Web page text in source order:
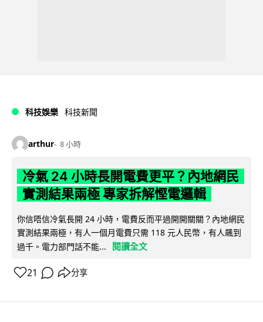
科技娛樂 科技新聞
arthur 8 小時
冷氣 24 小時長開電費更平？內地網民
實測結果兩極 專家拆解慳電邏輯
你信唔信冷氣長開 24 小時，電費反而平過開開關關？內地網民
實測結果兩極，有人一個月電費只需 118 元人民幣，有人飆到
過千。電力部門話不能...
閱讀全文
21 分享